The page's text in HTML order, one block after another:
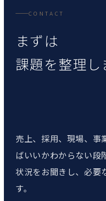
CONTACT
まずは
課題を整理し
売上、採用、現場、事
ばいいかわからない段
状況をお聞きし、必要
す。